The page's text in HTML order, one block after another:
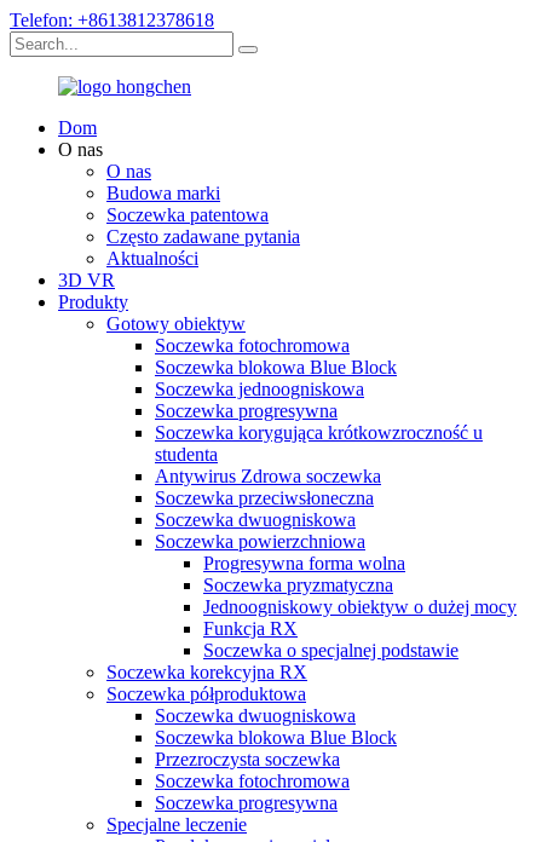
Telefon: +8613812378618
Dom
O nas
O nas
Budowa marki
Soczewka patentowa
Często zadawane pytania
Aktualności
3D VR
Produkty
Gotowy obiektyw
Soczewka fotochromowa
Soczewka blokowa Blue Block
Soczewka jednoogniskowa
Soczewka progresywna
Soczewka korygująca krótkowzroczność u
studenta
Antywirus Zdrowa soczewka
Soczewka przeciwsłoneczna
Soczewka dwuogniskowa
Soczewka powierzchniowa
Progresywna forma wolna
Soczewka pryzmatyczna
Jednoogniskowy obiektyw o dużej mocy
Funkcja RX
Soczewka o specjalnej podstawie
Soczewka korekcyjna RX
Soczewka półproduktowa
Soczewka dwuogniskowa
Soczewka blokowa Blue Block
Przezroczysta soczewka
Soczewka fotochromowa
Soczewka progresywna
Specjalne leczenie